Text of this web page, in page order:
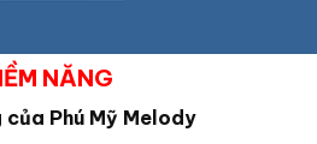
NĂNG
của Phú Mỹ Melody